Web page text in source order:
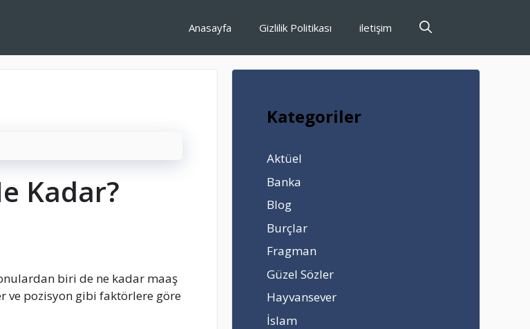
Anasayfa Gizlilik Politikası iletişim
Kadar?
biri de ne kadar maaş
ve pozisyon gibi faktörlere göre
Kategoriler
Aktüel
Banka
Blog
Burçlar
Fragman
Güzel Sözler
Hayvansever
İslam